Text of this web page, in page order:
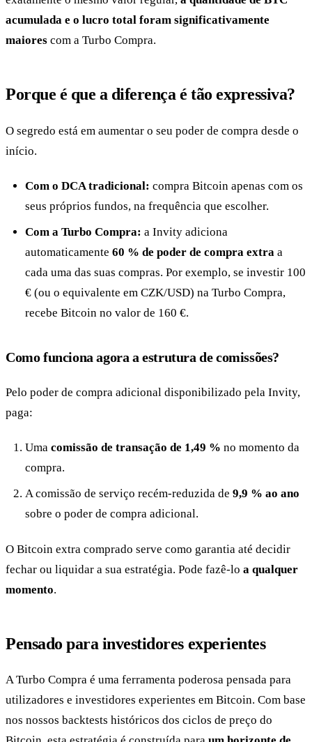
acumulada e o lucro total foram significativamente
maiores com a Turbo Compra.
Porque é que a diferença é tão expressiva?
O segredo está em aumentar o seu poder de compra desde o
início.
Com o DCA tradicional: compra Bitcoin apenas com os
seus próprios fundos, na frequência que escolher.
Com a Turbo Compra: a Invity adiciona
automaticamente 60 % de poder de compra extraa
cada uma das suas compras. Por exemplo, se investir 100
€ (ou o equivalente em CZK/USD) na Turbo Compra,
recebe Bitcoin no valor de 160 €.
Como funciona agora a estrutura de comissões?
Pelo poder de compra adicional disponibilizado pela Invity,
paga:
Uma comissão de transação de 1,49 % no momento da
compra.
A comissão de serviço recém-reduzida de 9,9 % ao ano
sobre o poder de compra adicional.
O Bitcoin extra comprado serve como garantia até decidir
fechar ou liquidar a sua estratégia. Pode fazê-lo a qualquer
momento.
Pensado para investidores experientes
A Turbo Compra é uma ferramenta poderosa pensada para
utilizadores e investidores experientes em Bitcoin. Com base
nos nossos backtests históricos dos ciclos de preço do